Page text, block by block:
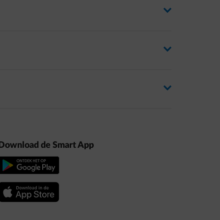
Antwoord wisselen
arrow-right
Antwoord wisselen
arrow-right
arrow-right
Download de Smart App